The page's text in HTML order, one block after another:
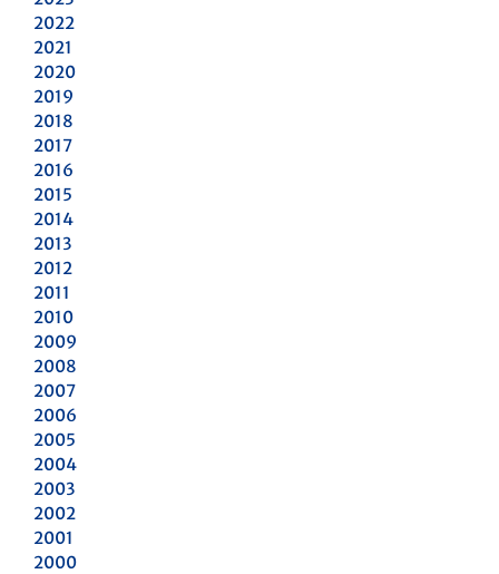
2022
2021
2020
2019
2018
2017
2016
2015
2014
2013
2012
2011
2010
2009
2008
2007
2006
2005
2004
2003
2002
2001
2000